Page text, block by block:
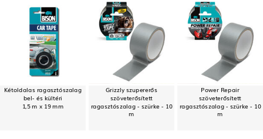
Kétoldalas ragasztószalag
bel- és kültéri
1,5 m x 19 mm
Grizzly szupererős
szöveterősített
ragasztószalag - szürke - 10
m
Power Repair
szöveterősített
ragasztószalag - szürke - 10
m